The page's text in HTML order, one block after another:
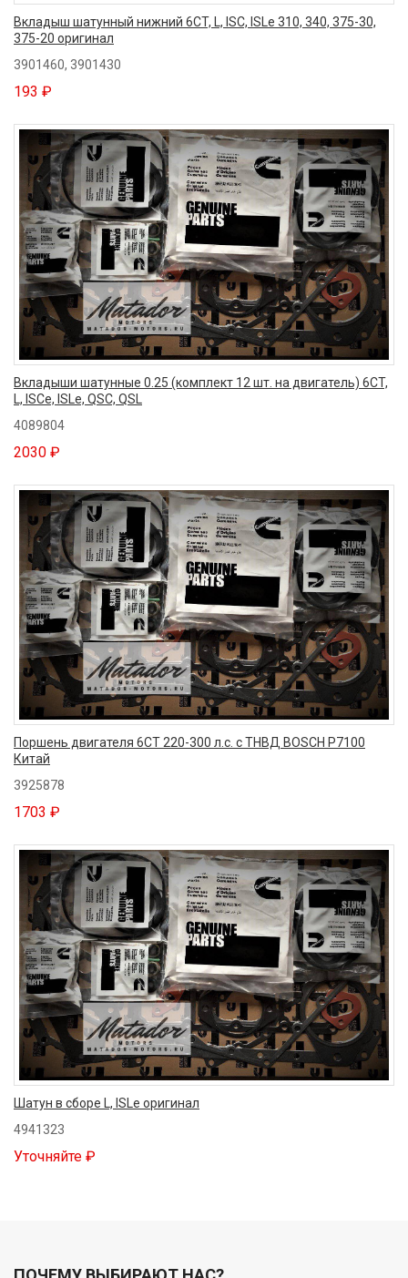
Вкладыш шатунный нижний 6CT, L, ISC, ISLe 310, 340, 375-30,
375-20 оригинал
3901460, 3901430
193 ₽
Вкладыши шатунные 0.25 (комплект 12 шт. на двигатель) 6CT,
L, ISCe, ISLe, QSC, QSL
4089804
2030 ₽
Поршень двигателя 6CT 220-300 л.c. с ТНВД BOSCH P7100
Китай
3925878
1703 ₽
Шатун в сборе L, ISLe оригинал
4941323
Уточняйте ₽